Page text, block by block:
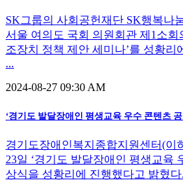
SK그룹의 사회공헌재단 SK행복나
서울 여의도 국회 의원회관 제1소회
조장치 정책 제안 세미나’를 성황리
...
2024-08-27 09:30 AM
‘경기도 발달장애인 평생교육 우수 콘텐츠
경기도장애인복지종합지원센터(이
23일 ‘경기도 발달장애인 평생교육
상식을 성황리에 진행했다고 밝혔다